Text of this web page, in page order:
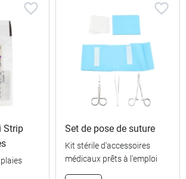
Strip
Set de pose de suture
Kit stérile d'accessoires
médicaux prêts à l'emploi